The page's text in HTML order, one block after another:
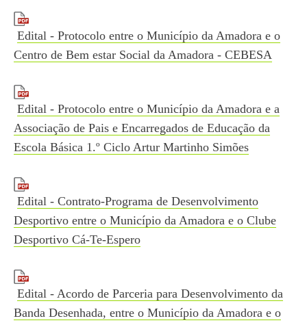
Edital - Protocolo entre o Município da Amadora e o
Centro de Bem estar Social da Amadora - CEBESA
Edital - Protocolo entre o Município da Amadora e a
Associação de Pais e Encarregados de Educação da
Escola Básica 1.º Ciclo Artur Martinho Simões
Edital - Contrato-Programa de Desenvolvimento
Desportivo entre o Município da Amadora e o Clube
Desportivo Cá-Te-Espero
Edital - Acordo de Parceria para Desenvolvimento da
Banda Desenhada, entre o Município da Amadora e o